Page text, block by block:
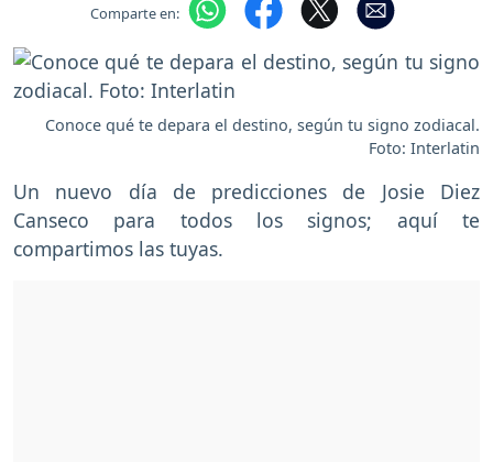
Comparte en:
Conoce qué te depara el destino, según tu signo zodiacal.
Foto: Interlatin
Un nuevo día de predicciones de Josie Diez
Canseco para todos los signos; aquí te
compartimos las tuyas.